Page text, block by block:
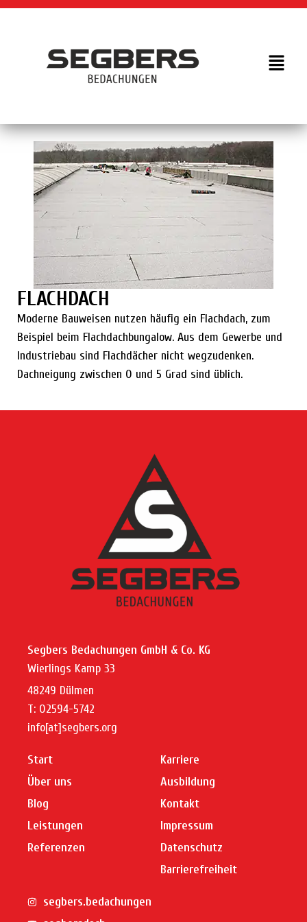
FLACHDACH
Moderne Bauweisen nutzen häufig ein Flachdach, zum
Beispiel beim Flachdachbungalow. Aus dem Gewerbe und
Industriebau sind Flachdächer nicht wegzudenken.
Dachneigung zwischen 0 und 5 Grad sind üblich.
Segbers Bedachungen GmbH & Co. KG
Wierlings Kamp 33
48249 Dülmen
T: 02594-5742
info[at]segbers.org
Start
Über uns
Blog
Leistungen
Referenzen
Karriere
Ausbildung
Kontakt
Impressum
Datenschutz
Barrierefreiheit
segbers.bedachungen